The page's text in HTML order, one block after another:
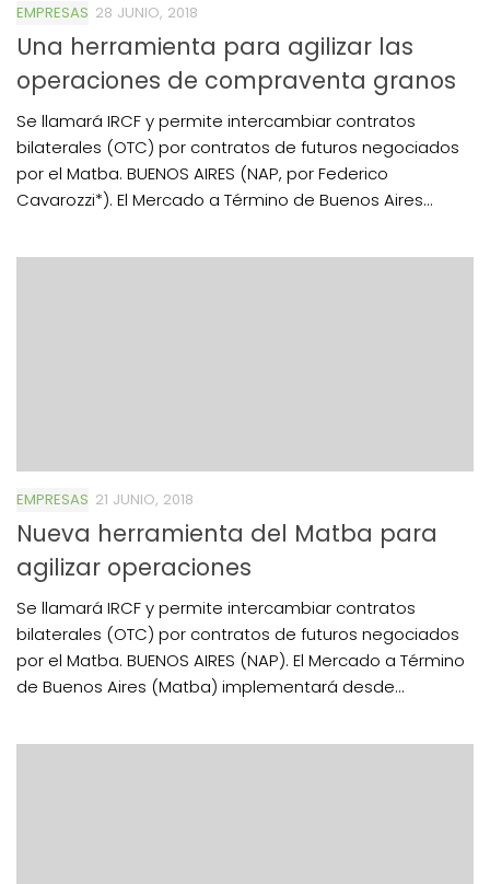
EMPRESAS 28 JUNIO, 2018
Una herramienta para agilizar las
operaciones de compraventa granos
Se llamará IRCF y permite intercambiar contratos
bilaterales (OTC) por contratos de futuros negociados
por el Matba. BUENOS AIRES (NAP, por Federico
Cavarozzi*). El Mercado a Término de Buenos Aires...
EMPRESAS 21 JUNIO, 2018
Nueva herramienta del Matba para
agilizar operaciones
Se llamará IRCF y permite intercambiar contratos
bilaterales (OTC) por contratos de futuros negociados
por el Matba. BUENOS AIRES (NAP). El Mercado a Término
de Buenos Aires (Matba) implementará desde...